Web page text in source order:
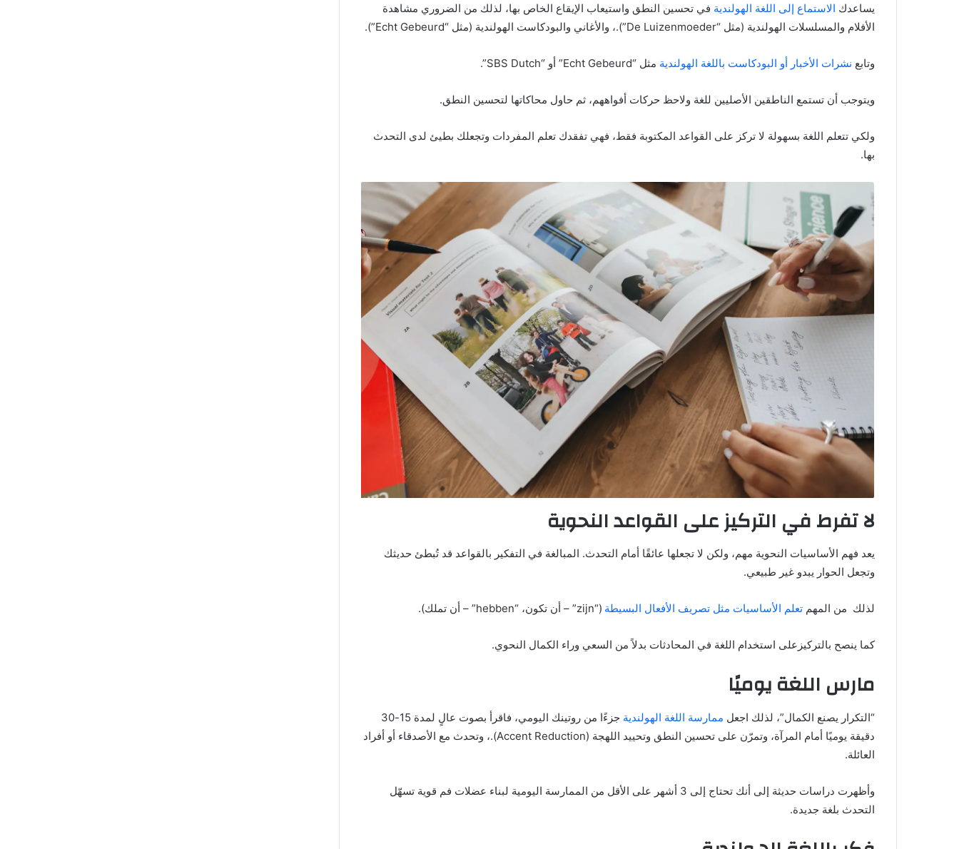
يساعدك الاستماع إلى اللغة الهولندية في تحسين النطق واستيعاب الإيقاع الخاص بها، لذلك من الضروري مشاهدة
الأفلام والمسلسلات الهولندية (مثل “De Luizenmoeder”).، والأغاني والبودكاست الهولندية (مثل “Echt Gebeurd”).
وتابع نشرات الأخبار أو البودكاست باللغة الهولندية مثل “Echt Gebeurd” أو “SBS Dutch”.
ويتوجب أن تستمع الناطقين الأصليين للغة ولاحظ حركات أفواههم، ثم حاول محاكاتها لتحسين النطق.
ولكي تتعلم اللغة بسهولة لا تركز على القواعد المكتوبة فقط، فهي تفقدك تعلم المفردات وتجعلك بطيئ لدى التحدث
بها.
لا تفرط في التركيز على القواعد النحوية
يعد فهم الأساسيات النحوية مهم، ولكن لا تجعلها عائقًا أمام التحدث. المبالغة في التفكير بالقواعد قد تُبطئ حديثك
وتجعل الحوار يبدو غير طبيعي.
لذلك من المهم تعلم الأساسيات مثل تصريف الأفعال البسيطة (“zijn” – أن تكون، “hebben” – أن تملك).
كما ينصح بالتركيزعلى استخدام اللغة في المحادثات بدلاً من السعي وراء الكمال النحوي.
مارس اللغة يوميًا
“التكرار يصنع الكمال”، لذلك اجعل ممارسة اللغة الهولندية
جزءًا من روتينك اليومي، فاقرأ بصوت عالٍ لمدة 15-30
دقيقة يوميًا أمام المرآة، وتمرّن على تحسين النطق وتحييد اللهجة (Accent Reduction).، وتحدث مع الأصدقاء أو أفراد
العائلة.
وأظهرت دراسات حديثة إلى أنك تحتاج إلى 3 أشهر على الأقل من الممارسة اليومية لبناء عضلات فم قوية تسهّل
التحدث بلغة جديدة.